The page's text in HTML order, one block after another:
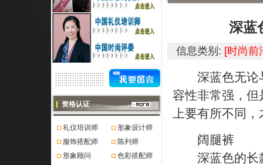
资格认证
礼仪培训师
形象设计师
服饰搭配师
陈列师
形象顾问
色彩搭配师
深蓝
信息类别: [时尚前
深蓝色无论与
容性非常强，
上要有所不同
阔腿裤
深蓝色的长款